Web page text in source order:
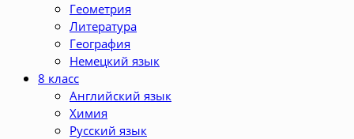
Геометрия
Литература
География
Немецкий язык
8 класс
Английский язык
Химия
Русский язык